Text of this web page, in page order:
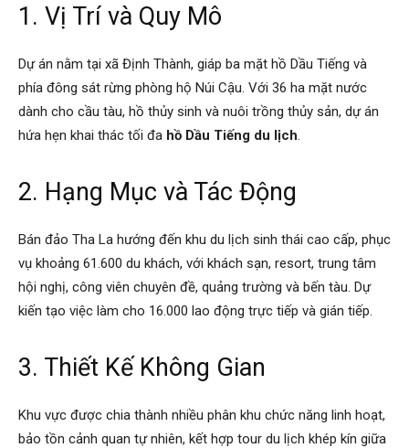
1. Vị Trí và Quy Mô
Dự án nằm tại xã Định Thành, giáp ba mặt hồ Dầu Tiếng và
phía đông sát rừng phòng hộ Núi Cậu. Với 36 ha mặt nước
dành cho cầu tàu, hồ thủy sinh và nuôi trồng thủy sản, dự án
hứa hẹn khai thác tối đa hồ Dầu Tiếng du lịch.
2. Hạng Mục và Tác Động
Bán đảo Tha La hướng đến khu du lịch sinh thái cao cấp, phục
vụ khoảng 61.600 du khách, với khách sạn, resort, trung tâm
hội nghị, công viên chuyên đề, quảng trường và bến tàu. Dự
kiến tạo việc làm cho 16.000 lao động trực tiếp và gián tiếp.
3. Thiết Kế Không Gian
Khu vực được chia thành nhiều phân khu chức năng linh hoạt,
bảo tồn cảnh quan tự nhiên, kết hợp tour du lịch khép kín giữa